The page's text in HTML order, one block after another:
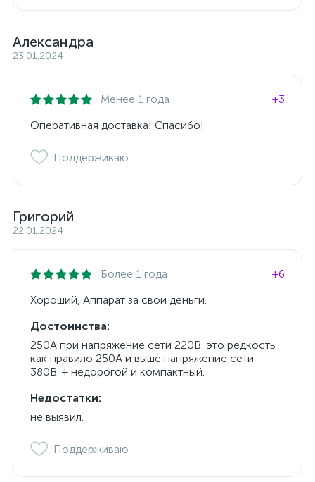
Александра
23.01.2024
Менее 1 года
+3
Оперативная доставка! Спасибо!
Поддерживаю
Григорий
22.01.2024
Более 1 года
+6
Хороший, Аппарат за свои деньги.
Достоинства:
250А при напряжение сети 220В. это редкость
как правило 250А и выше напряжение сети
380В. + недорогой и компактный.
Недостатки:
не выявил.
Поддерживаю